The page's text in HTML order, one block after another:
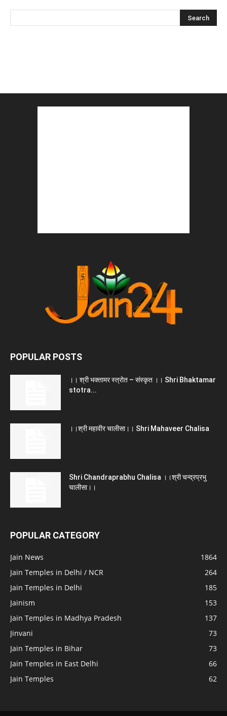
POPULAR POSTS
।। श्री भक्तामर स्त्रोत – संस्कृत ।। Shri Bhaktamar
stotra...
।।श्री महावीर चालीसा।। Shri Mahaveer Chalisa
Shri Chandraprabhu Chalisa ।।श्री चन्द्रप्रभु
चालीसा।।
POPULAR CATEGORY
Jain News
1864
Jain Temples in Delhi / NCR
264
Jain Temples in Delhi
185
Jainism
153
Jain Temples in Madhya Pradesh
137
Jinvani
73
Jain Temples in Bihar
73
Jain Temples in East Delhi
66
Jain Temples
62